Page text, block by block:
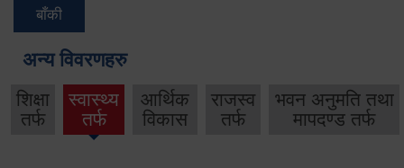
बाँकी
अन्य विवरणहरु
शिक्षा
तर्फ
स्वास्थ्य
तर्फ
आर्थिक
विकास
राजस्व
तर्फ
भवन अनुमति तथा
मापदण्ड तर्फ